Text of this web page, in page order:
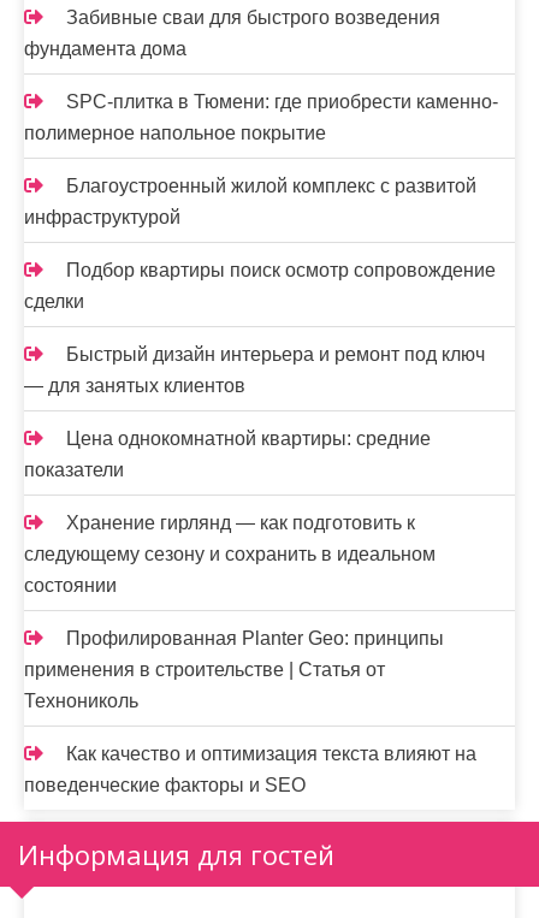
Забивные сваи для быстрого возведения
фундамента дома
SPC-плитка в Тюмени: где приобрести каменно-
полимерное напольное покрытие
Благоустроенный жилой комплекс с развитой
инфраструктурой
Подбор квартиры поиск осмотр сопровождение
сделки
Быстрый дизайн интерьера и ремонт под ключ
— для занятых клиентов
Цена однокомнатной квартиры: средние
показатели
Хранение гирлянд — как подготовить к
следующему сезону и сохранить в идеальном
состоянии
Профилированная Planter Geo: принципы
применения в строительстве | Статья от
Технониколь
Как качество и оптимизация текста влияют на
поведенческие факторы и SEO
Информация для гостей